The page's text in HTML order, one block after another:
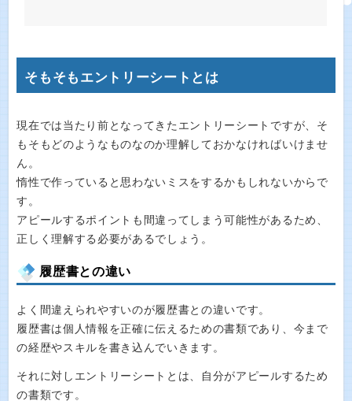
そもそもエントリーシートとは
現在では当たり前となってきたエントリーシートですが、そ
もそもどのようなものなのか理解しておかなければいけませ
ん。
惰性で作っていると思わないミスをするかもしれないからで
す。
アピールするポイントも間違ってしまう可能性があるため、
正しく理解する必要があるでしょう。
履歴書との違い
よく間違えられやすいのが履歴書との違いです。
履歴書は個人情報を正確に伝えるための書類であり、今まで
の経歴やスキルを書き込んでいきます。
それに対しエントリーシートとは、自分がアピールするため
の書類です。